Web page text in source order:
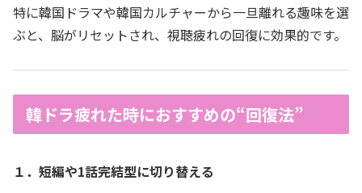
特に韓国ドラマや韓国カルチャーから一旦離れる趣味を選
ぶと、脳がリセットされ、視聴疲れの回復に効果的です。
韓ドラ疲れた時におすすめの“回復法”
１．短編や1話完結型に切り替える